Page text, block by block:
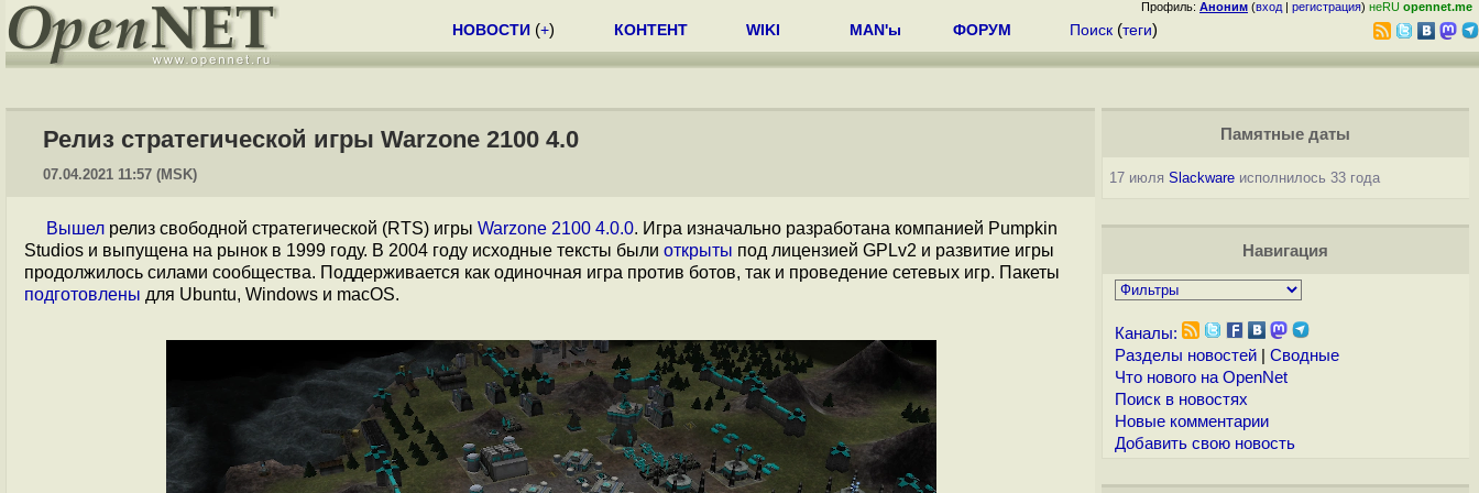
Профиль: Аноним (вход | регистрация) неRU opennet.me
НОВОСТИ (+) КОНТЕНТ WIKI MAN'ы ФОРУМ Поиск (теги)
Релиз стратегической игры Warzone 2100 4.0
07.04.2021 11:57 (MSK)
Вышел релиз свободной стратегической (RTS) игры Warzone 2100 4.0.0. Игра изначально разработана компанией Pumpkin
Studios и выпущена на рынок в 1999 году. В 2004 году исходные тексты были открыты под лицензией GPLv2 и развитие игры
продолжилось силами сообщества. Поддерживается как одиночная игра против ботов, так и проведение сетевых игр. Пакеты
подготовлены для Ubuntu, Windows и macOS.
Памятные даты
17 июля Slackwareисполнилось 33 года
Навигация
Каналы:
Разделы новостей| Сводные
Что нового на OpenNet
Поиск в новостях
Новые комментарии
Добавить свою новость